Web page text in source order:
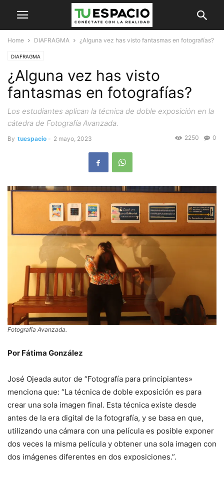
Home DIAFRAGMA ¿Alguna vez has visto fantasmas en fotografías?
DIAFRAGMA
¿Alguna vez has visto
fantasmas en fotografías?
Los estudiantes aplican la técnica de doble exposición en la
cátedra de Fotografía Avanzada.
By tuespacio - 2 mayo, 2023 0
2250
Fotografía Avanzada.
Por Fátima González
José Ojeada autor de “Fotografía para principiantes»
menciona que: “La técnica de doble exposición es para
crear una sola imagen final. Esta técnica existe desde
antes de la era digital de la fotografía, y se basa en que,
utilizando una cámara con una película es posible exponer
dos veces la misma película y obtener una sola imagen con
dos imágenes diferentes en dos exposiciones.”.